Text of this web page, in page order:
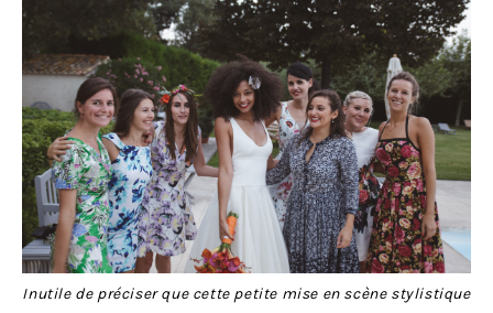
Inutile de préciser que cette petite mise en scène stylistique